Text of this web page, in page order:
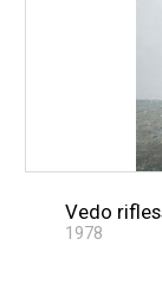
Vedo
1978